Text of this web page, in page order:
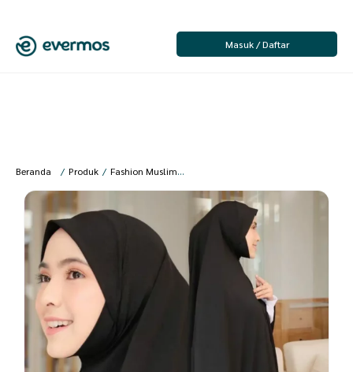
Masuk / Daftar
Beranda / Produk / Fashion Muslim /